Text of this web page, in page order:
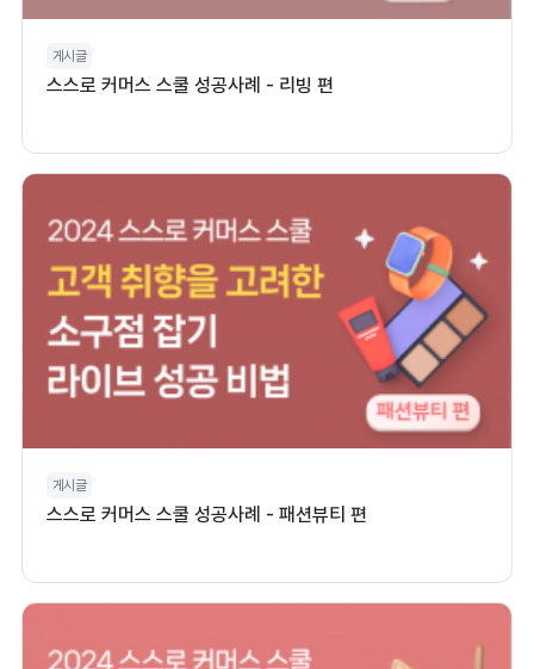
게시글
스스로 커머스 스쿨 성공사례 - 리빙 편
게시글
스스로 커머스 스쿨 성공사례 - 패션뷰티 편